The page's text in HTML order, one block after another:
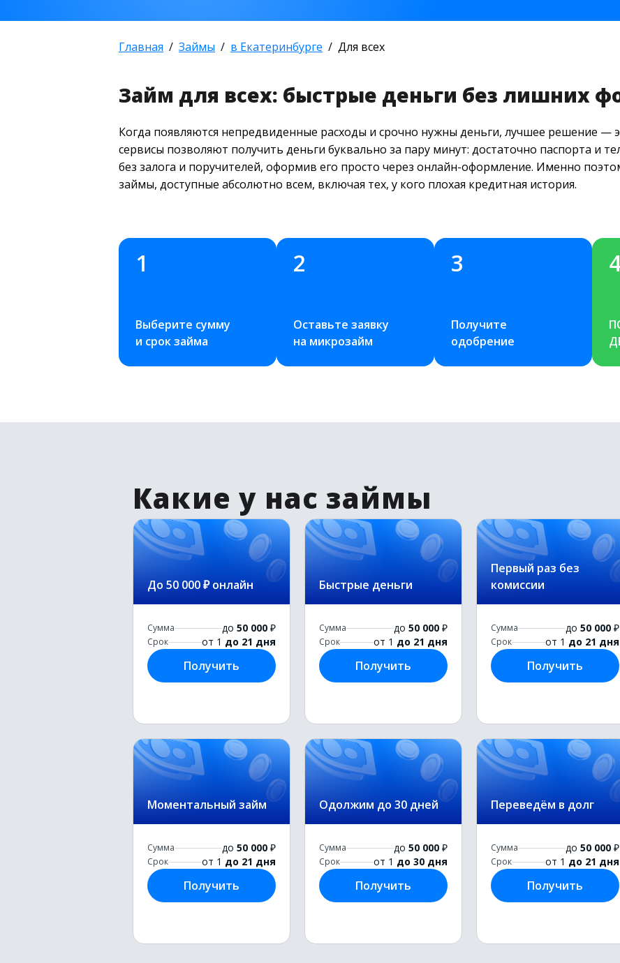
Главная Займы в Екатеринбурге Для всех
Займ для всех: быстрые деньги без лишних
Когда появляются непредвиденные расходы и срочно нужны деньги, лучшее решение —
сервисы позволяют получить деньги буквально за пару минут: достаточно паспорта и
без залога и поручителей, оформив его просто через онлайн-оформление. Именно
займы, доступные абсолютно всем, включая тех, у кого плохая кредитная история.
1
Выберите сумму
и срок займа
2
Оставьте заявку
на микрозайм
3
Получите
одобрение
Какие у нас займы
До 50 000 ₽ онлайн
Сумма до 50 000 ₽
Срок от 1 до 21 дня
Получить
Быстрые деньги
Сумма до 50 000 ₽
Срок от 1 до 21 дня
Получить
Первый раз без
комиссии
Сумма до 50 000 ₽
Срок от 1 до 21 дня
Получить
Моментальный займ
Сумма до 50 000 ₽
Срок от 1 до 21 дня
Получить
Одолжим до 30 дней
Сумма до 50 000 ₽
Срок от 1 до 30 дня
Получить
Переведём в долг
Сумма до 50 000 ₽
Срок от 1 до 21 дня
Получить